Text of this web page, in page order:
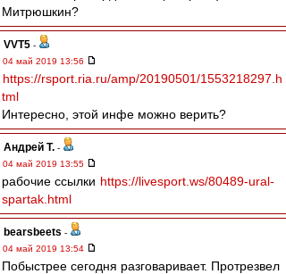
Митрюшкин?
VVT5 -
04 май 2019 13:56
https://rsport.ria.ru/amp/20190501/1553218297.h
tml
Интересно, этой инфе можно верить?
Андрей Т. -
04 май 2019 13:55
рабочие ссылки https://livesport.ws/80489-ural-
spartak.html
bearsbeets -
04 май 2019 13:54
Побыстрее сегодня разговаривает. Протрезвел